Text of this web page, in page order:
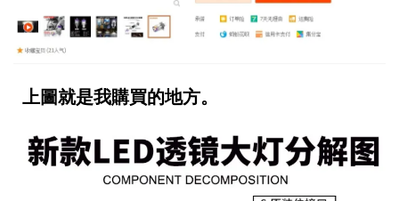
上圖就是我購買的地方。